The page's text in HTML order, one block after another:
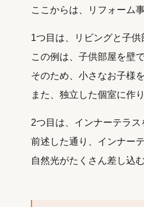
ここからは、リフォーム
1つ目は、リビングと子供
この例は、子供部屋を壁
そのため、小さなお子様
また、独立した個室に作
2つ目は、インナーテラス
前述した通り、インナー
自然光がたくさん差し込